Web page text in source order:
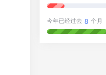
今年已经过去 8 个月